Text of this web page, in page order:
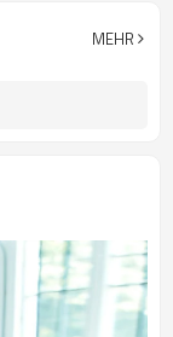
Begrüßt
MEHR